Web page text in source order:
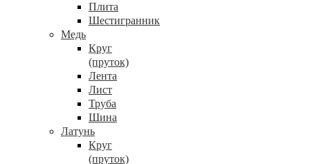
Плита
Шестигранник
Медь
Круг
(пруток)
Лента
Лист
Труба
Шина
Латунь
Круг
(пруток)